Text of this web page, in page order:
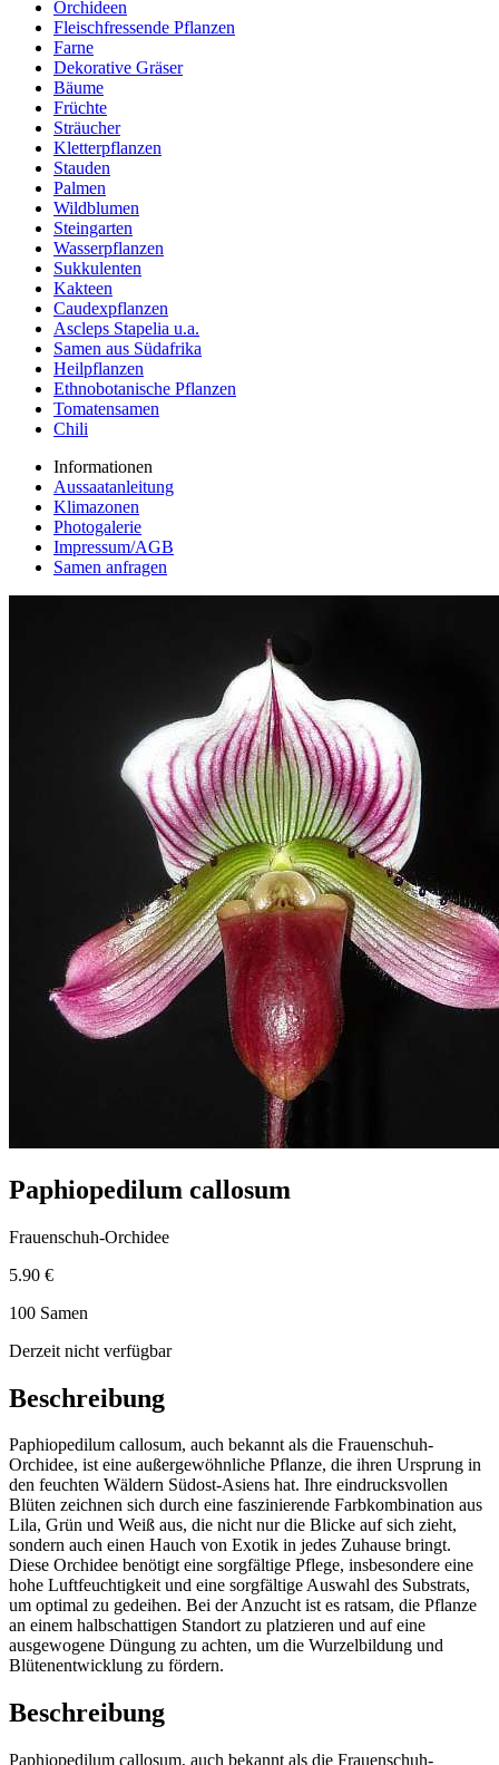
Orchideen
Fleischfressende Pflanzen
Farne
Dekorative Gräser
Bäume
Früchte
Sträucher
Kletterpflanzen
Stauden
Palmen
Wildblumen
Steingarten
Wasserpflanzen
Sukkulenten
Kakteen
Caudexpflanzen
Ascleps Stapelia u.a.
Samen aus Südafrika
Heilpflanzen
Ethnobotanische Pflanzen
Tomatensamen
Chili
Informationen
Aussaatanleitung
Klimazonen
Photogalerie
Impressum/AGB
Samen anfragen
Paphiopedilum callosum
Frauenschuh-Orchidee
5.90 €
100 Samen
Derzeit nicht verfügbar
Beschreibung
Paphiopedilum callosum, auch bekannt als die Frauenschuh-
Orchidee, ist eine außergewöhnliche Pflanze, die ihren Ursprung in
den feuchten Wäldern Südost-Asiens hat. Ihre eindrucksvollen
Blüten zeichnen sich durch eine faszinierende Farbkombination aus
Lila, Grün und Weiß aus, die nicht nur die Blicke auf sich zieht,
sondern auch einen Hauch von Exotik in jedes Zuhause bringt.
Diese Orchidee benötigt eine sorgfältige Pflege, insbesondere eine
hohe Luftfeuchtigkeit und eine sorgfältige Auswahl des Substrats,
um optimal zu gedeihen. Bei der Anzucht ist es ratsam, die Pflanze
an einem halbschattigen Standort zu platzieren und auf eine
ausgewogene Düngung zu achten, um die Wurzelbildung und
Blütenentwicklung zu fördern.
Beschreibung
Paphiopedilum callosum, auch bekannt als die Frauenschuh-